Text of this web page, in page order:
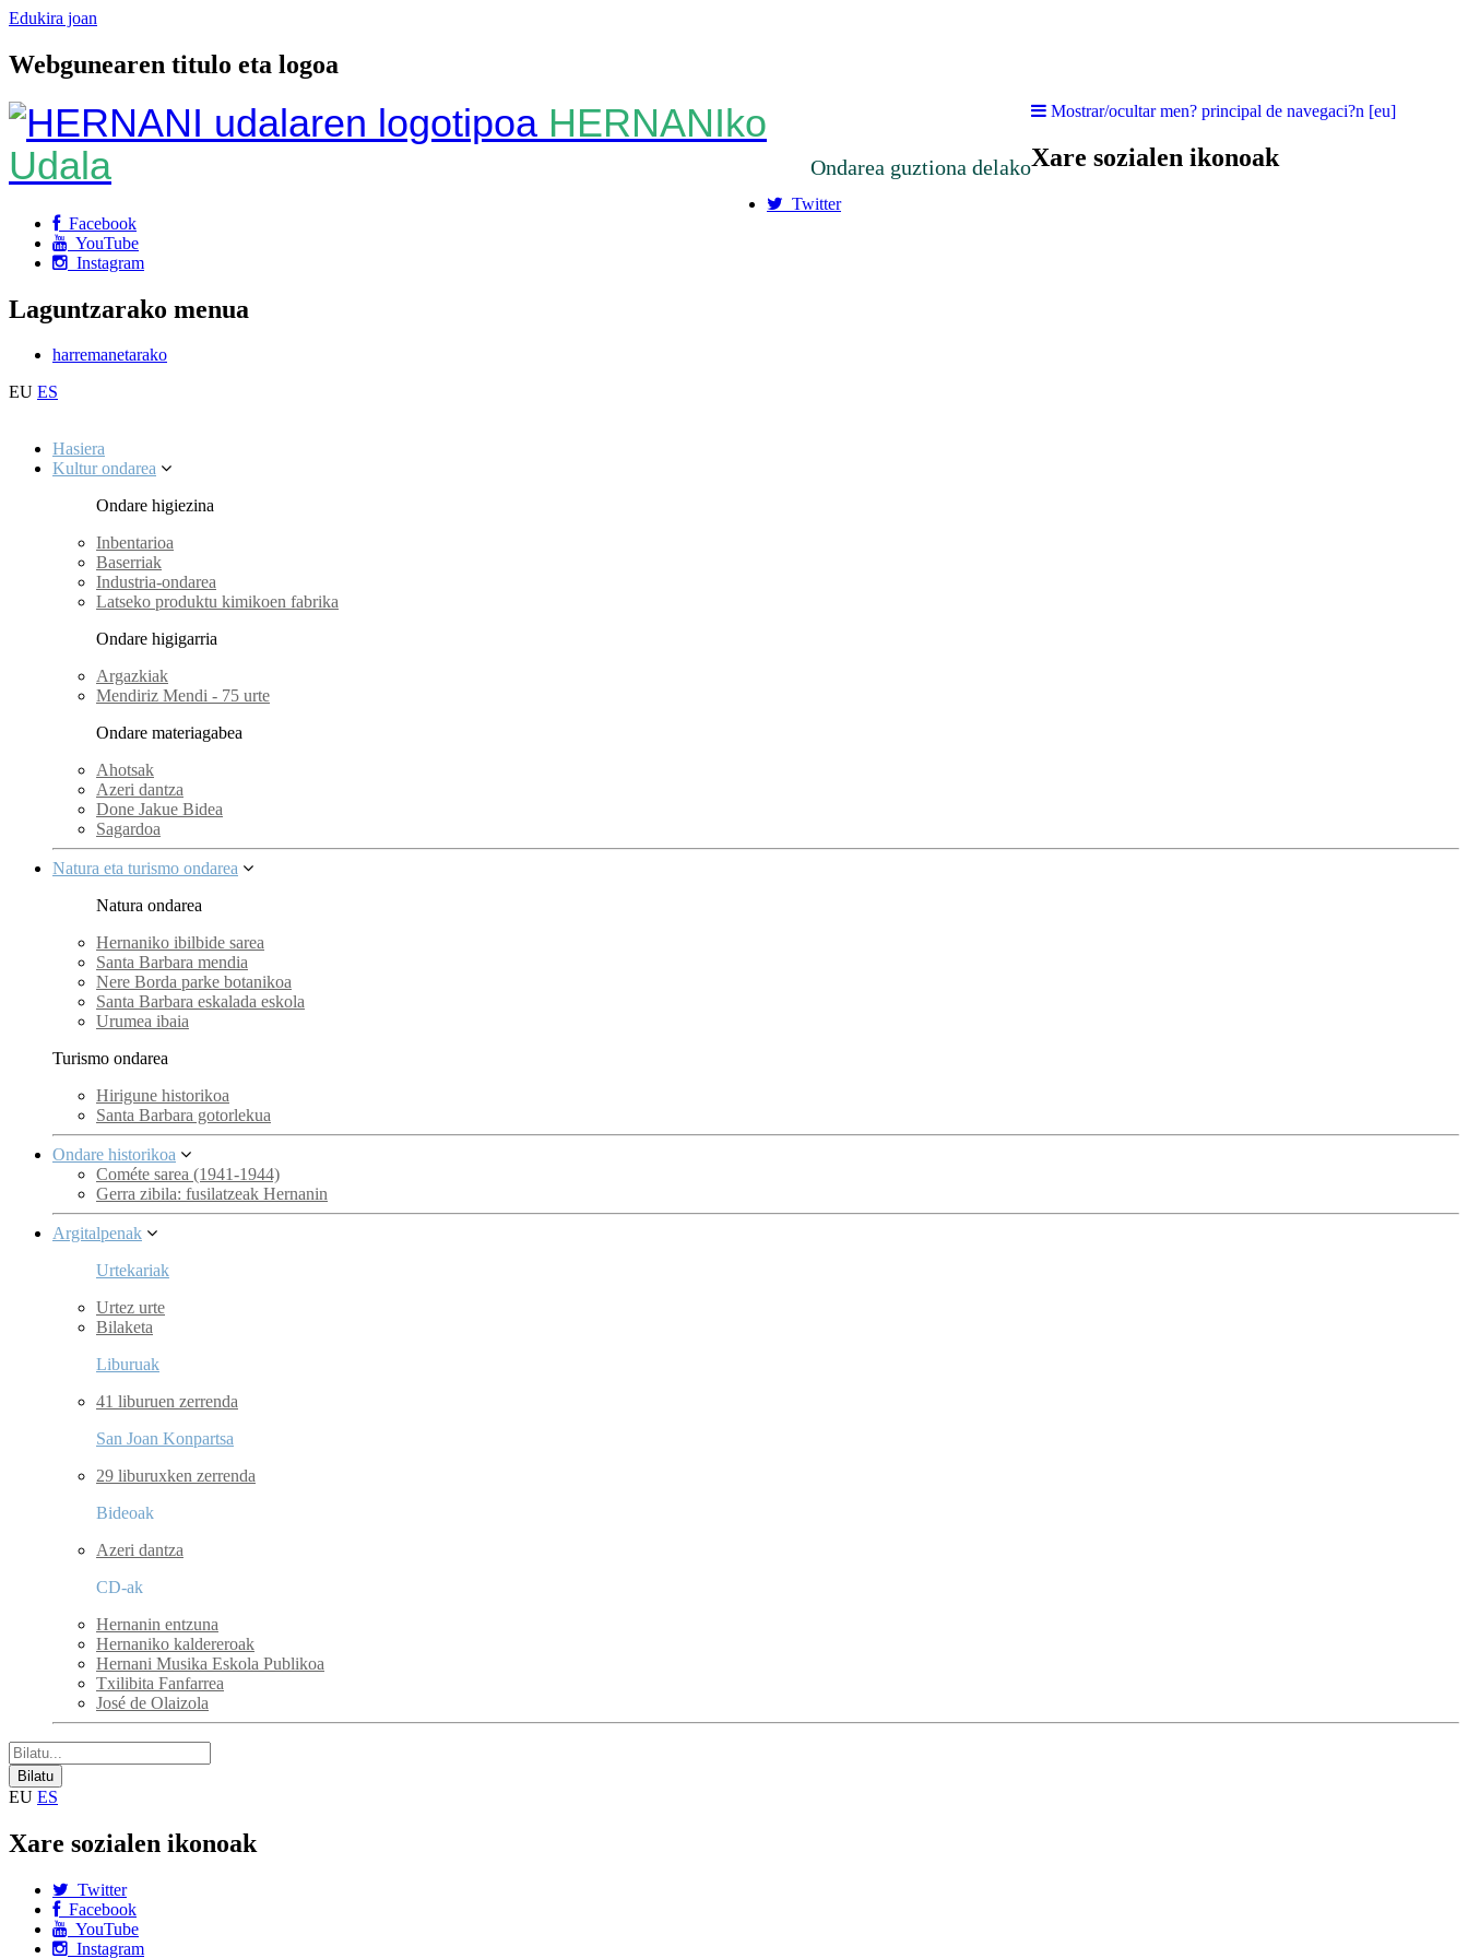
Edukira joan
Webgunearen titulo eta logoa
HERNANIko
Udala
Ondarea guztiona delako
Mostrar/ocultar men? principal de navegaci?n [eu]
Xare sozialen ikonoak
Twitter
Facebook
YouTube
Instagram
Laguntzarako menua
harremanetarako
EU ES
Hasiera
Kultur ondarea
Ondare higiezina
Inbentarioa
Baserriak
Industria-ondarea
Latseko produktu kimikoen fabrika
Ondare higigarria
Argazkiak
Mendiriz Mendi - 75 urte
Ondare materiagabea
Ahotsak
Azeri dantza
Done Jakue Bidea
Sagardoa
Natura eta turismo ondarea
Natura ondarea
Hernaniko ibilbide sarea
Santa Barbara mendia
Nere Borda parke botanikoa
Santa Barbara eskalada eskola
Urumea ibaia
Turismo ondarea
Hirigune historikoa
Santa Barbara gotorlekua
Ondare historikoa
Cométe sarea (1941-1944)
Gerra zibila: fusilatzeak Hernanin
Argitalpenak
Urtekariak
Urtez urte
Bilaketa
Liburuak
41 liburuen zerrenda
San Joan Konpartsa
29 liburuxken zerrenda
Bideoak
Azeri dantza
CD-ak
Hernanin entzuna
Hernaniko kaldereroak
Hernani Musika Eskola Publikoa
Txilibita Fanfarrea
José de Olaizola
EU ES
Xare sozialen ikonoak
Twitter
Facebook
YouTube
Instagram